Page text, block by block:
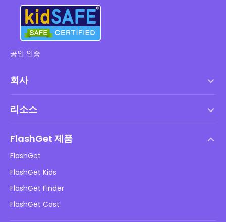
공인 인증
회사
DMCA 정책
개인정보 처리방침
광고 정책
내 정보를 판매하지 마십시오
리소스
아동 온라인 안전
다운로드
FlashGet 제품
FlashGet
FlashGet Kids
FlashGet Finder
FlashGet Cast